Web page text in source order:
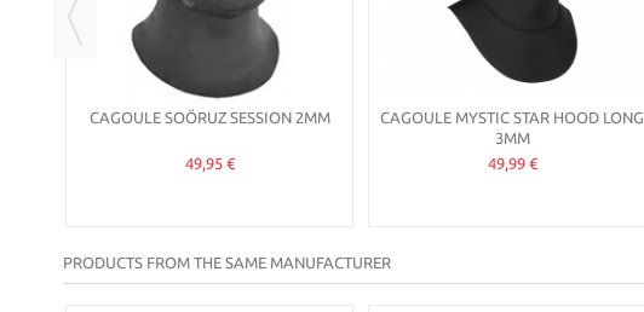
CAGOULE SOÖRUZ SESSION 2MM
49,95 €
CAGOULE MYSTIC STAR HOOD LONG
3MM
49,99 €
PRODUCTS FROM THE SAME MANUFACTURER